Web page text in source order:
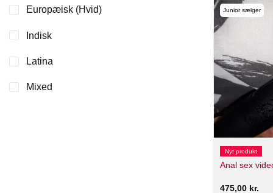
Europæisk (Hvid)
Indisk
Latina
Mixed
Junior sælger
Nyt produkt
Anal sex
475,00 kr.